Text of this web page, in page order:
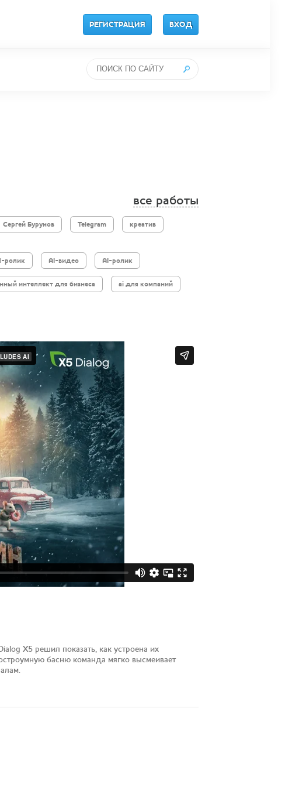
РЕГИСТРАЦИЯ ВХОД
все работы
Сергей Бурунов Telegram креатив
ролик AI-видео AI-ролик
интеллект для бизнеса ai для компаний
X5 решил показать, как устроена их
басню команда мягко высмеивает